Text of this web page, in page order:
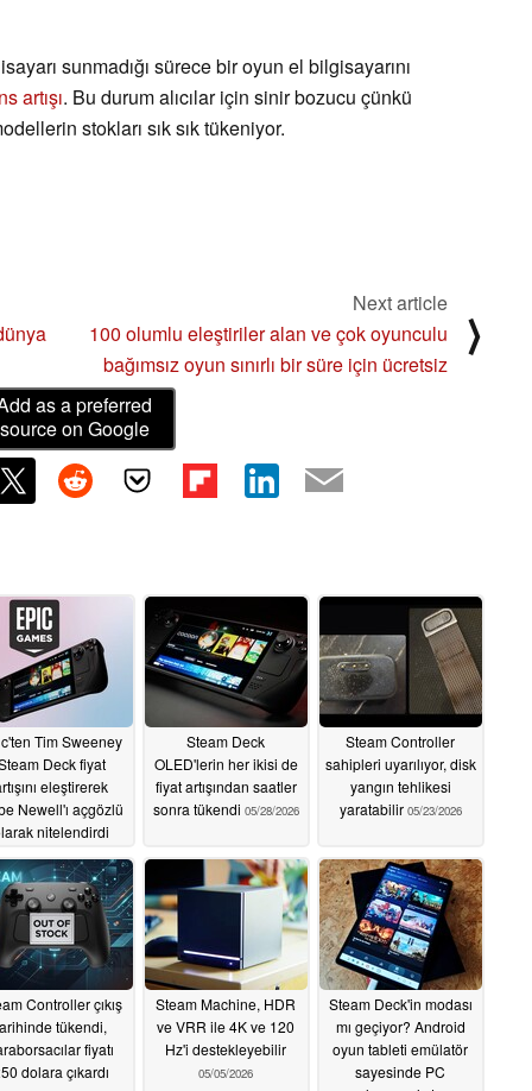
sunmadığı sürece bir oyun el bilgisayarını
artışı. Bu durum alıcılar için sinir bozucu çünkü
stokları sık sık tükeniyor.
Next article
100 olumlu eleştiriler alan ve çok oyunculu
bağımsız oyun sınırlı bir süre için ücretsiz
⟩
as a preferred
source on Google
Tim Sweeney
Deck fiyat
eleştirerek
Newell'ı açgözlü
nitelendirdi
05/29/2026
Steam Deck
OLED'lerin her ikisi de
fiyat artışından saatler
sonra tükendi 05/28/2026
Steam Controller
sahipleri uyarılıyor, disk
yangın tehlikesi
yaratabilir 05/23/2026
Controller çıkış
tükendi,
fiyatı
dolara çıkardı
Steam Machine, HDR
ve VRR ile 4K ve 120
Hz'i destekleyebilir
05/05/2026
Steam Deck'in modası
mı geçiyor? Android
oyun tableti emülatör
sayesinde PC